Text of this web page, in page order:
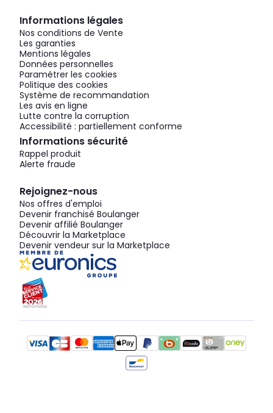
Informations légales
Nos conditions de Vente
Les garanties
Mentions légales
Données personnelles
Paramétrer les cookies
Politique des cookies
Système de recommandation
Les avis en ligne
Lutte contre la corruption
Accessibilité : partiellement conforme
Informations sécurité
Rappel produit
Alerte fraude
Rejoignez-nous
Nos offres d'emploi
Devenir franchisé Boulanger
Devenir affilié Boulanger
Découvrir la Marketplace
Devenir vendeur sur la Marketplace